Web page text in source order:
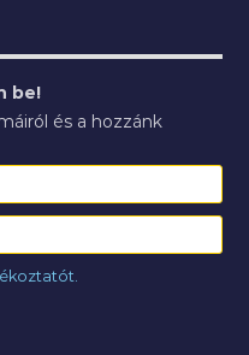
be!
és a hozzánk